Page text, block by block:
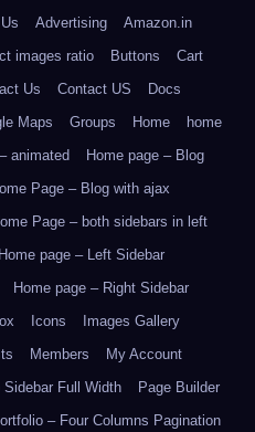
Advertising
Amazon.in
images ratio Buttons
Cart
Us Contact US
Docs
Maps Groups Home
home
animated
Home page – Blog
Page – Blog with ajax
Page – both sidebars in left
Home page – Left Sidebar
Home page – Right Sidebar
Icons
Images Gallery
Members
My Account
Sidebar Full Width
Page Builder
– Four Columns Pagination